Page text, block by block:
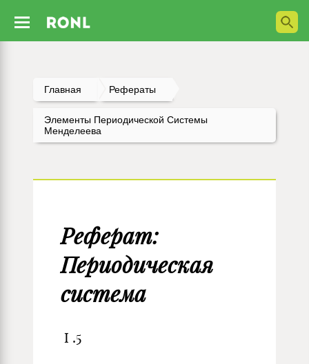
Главная Рефераты
Элементы Периодической Системы
Менделеева
Реферат:
Периодическая
система
I .5